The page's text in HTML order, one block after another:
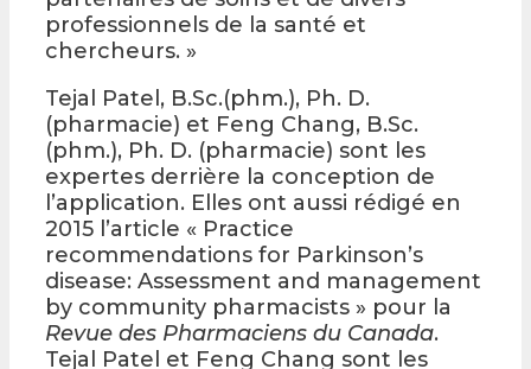
professionnels de la santé et
chercheurs. »
Tejal Patel, B.Sc.(phm.), Ph. D.
(pharmacie) et Feng Chang, B.Sc.
(phm.), Ph. D. (pharmacie) sont les
expertes derrière la conception de
l’application. Elles ont aussi rédigé en
2015 l’article « Practice
recommendations for Parkinson’s
disease: Assessment and management
by community pharmacists » pour la
Revue des Pharmaciens du Canada.
Tejal Patel et Feng Chang sont les